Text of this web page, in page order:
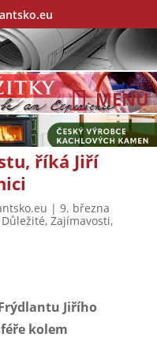
říká Jiří
| 9. března
Důležité, Zajímavosti,
Jiřího
kolem